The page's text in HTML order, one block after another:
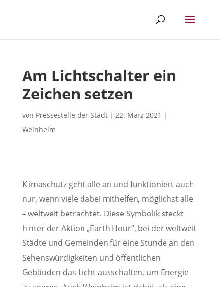
Am Lichtschalter ein
Zeichen setzen
von Pressestelle der Stadt| 22. März 2021 |
Weinheim
Klimaschutz geht alle an und funktioniert auch
nur, wenn viele dabei mithelfen, möglichst alle
– weltweit betrachtet. Diese Symbolik steckt
hinter der Aktion „Earth Hour“, bei der weltweit
Städte und Gemeinden für eine Stunde an den
Sehenswürdigkeiten und öffentlichen
Gebäuden das Licht ausschalten, um Energie